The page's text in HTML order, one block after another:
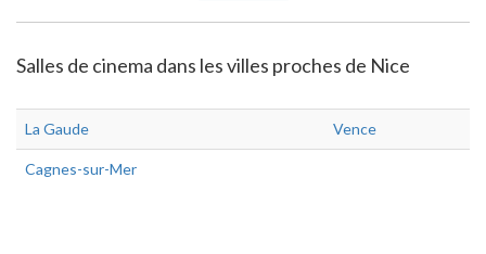
Salles de cinema dans les villes proches de Nice
La Gaude Vence
Cagnes-sur-Mer